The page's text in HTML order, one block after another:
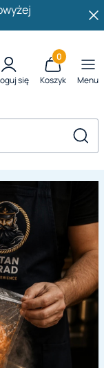
się
Produkty w
Koszyk Menu